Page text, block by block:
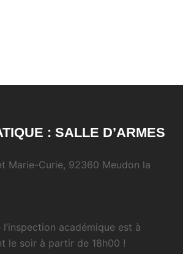
: SALLE D’ARMES
Marie-Curie, 92360 Meudon la
académique est à
le soir à partir de 18h00 !